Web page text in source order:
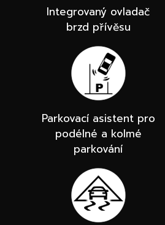
Integrovaný ovladač
brzd přívěsu
Parkovací asistent pro
podélné a kolmé
parkování